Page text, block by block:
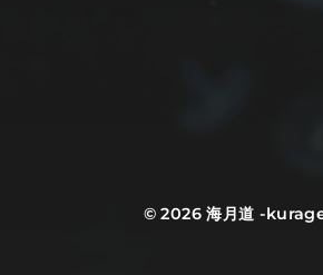
© 2026海月道 -